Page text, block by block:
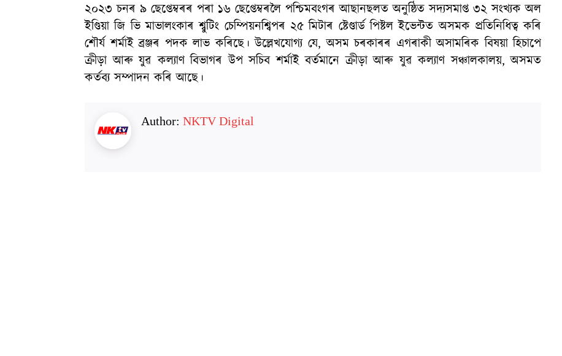
২০২৩ চনৰ ৯ ছেপ্তেম্বৰৰ পৰা ১৬ ছেপ্তেম্বৰলৈ পশ্চিমবংগৰ আছানছলত অনুষ্ঠিত সদ্যসমাপ্ত ৩২ সংখ্যক অল
ইণ্ডিয়া জি ভি মাভালংকাৰ শ্বুটিং চেম্পিয়নশ্বিপৰ ২৫ মিটাৰ ষ্টেণ্ডাৰ্ড পিষ্টল ইভেন্টত অসমক প্ৰতিনিধিত্ব কৰি
শৌৰ্য শৰ্মাই ব্ৰঞ্জৰ পদক লাভ কৰিছে। উল্লেখযোগ্য যে, অসম চৰকাৰৰ এগৰাকী অসামৰিক বিষয়া হিচাপে
ক্ৰীড়া আৰু যুৱ কল্যাণ বিভাগৰ উপ সচিব শৰ্মাই বৰ্তমানে ক্ৰীড়া আৰু যুৱ কল্যাণ সঞ্চালকালয়, অসমত
কৰ্তব্য সম্পাদন কৰি আছে।
Author: NKTV Digital